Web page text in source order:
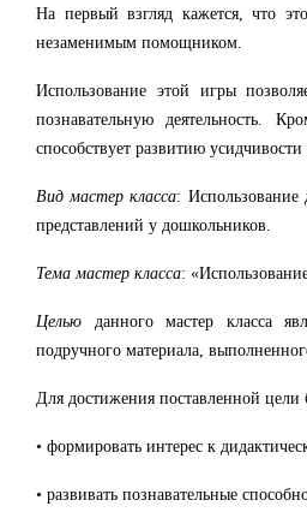
На первый взгляд кажется, что
незаменимым помощником.
Использование этой игры
познавательную деятельность.
способствует развитию
Вид мастер класса: Использование
представлений у дошкольников.
Тема мастер класса:
Целью данного мастер класса
подручного материала,
Для достижения поставленной цели
• формировать интерес к
• развивать познавательные